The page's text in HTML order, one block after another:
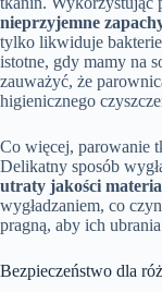
nieprzyjemne
tylko likwiduje
istotne, gdy mamy na
zauważyć, że
higienicznego
Co więcej, parowanie
Delikatny sposób
utraty jakości
wygładzaniem, co
pragną, aby ich
Bezpieczeństwo dla